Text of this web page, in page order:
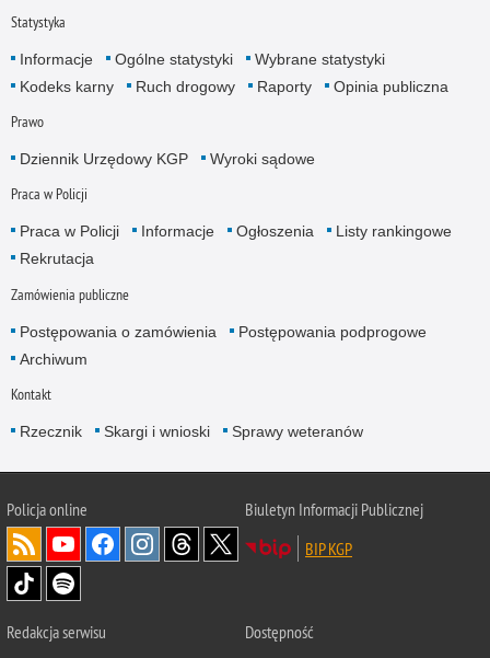
Statystyka
Informacje Ogólne statystyki
Wybrane statystyki
Kodeks karny
Ruch drogowy Raporty Opinia publiczna
Prawo
Dziennik Urzędowy KGP Wyroki sądowe
Praca w Policji
Praca w Policji Informacje Ogłoszenia
Listy rankingowe
Rekrutacja
Zamówienia publiczne
Postępowania o zamówienia
Postępowania podprogowe
Archiwum
Kontakt
Rzecznik Skargi i wnioski Sprawy weteranów
Policjaonline
Biuletyn Informacji Publicznej
BIP KGP
Redakcja serwisu Dostępność